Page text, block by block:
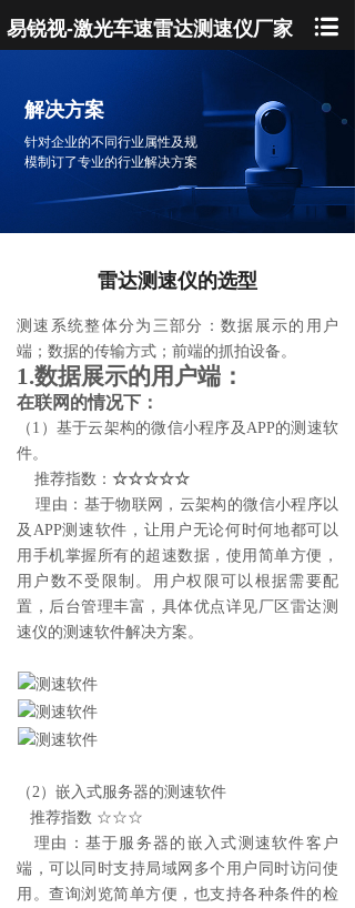
易锐视-激光车速雷达测速仪厂家
解决方案
针对企业的不同行业属性及规
模制订了专业的行业解决方案
雷达测速仪的选型
测速系统整体分为三部分：数据展示的用户
端；数据的传输方式；前端的抓拍设备。
1.数据展示的用户端：
在联网的情况下：
（1）基于云架构的微信小程序及APP的测速软
件。
推荐指数： ☆☆☆☆☆
理由：基于物联网，云架构的微信小程序以
及APP测速软件 ，让用户无论何时何地都可以
用手机掌握所有的超速数据，使用简单方便，
用户数不受限制。用户权限可以根据需要配
置，后台管理丰富，具体优点详见厂区 雷达测
速仪的测速软件解决方案。
（2）嵌入式服务器的测速软件
推荐指数 ☆☆☆
理由：基于服务器的嵌入式测速软件客户
端，可以同时支持局域网多个用户同时访问使
用。查询浏览简单方便，也支持各种条件的检